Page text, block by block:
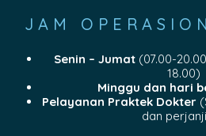
JAM
Senin – Jumat(07.00-
18.00)
Minggu dan hari
Pelayanan Praktek Dokter
dan